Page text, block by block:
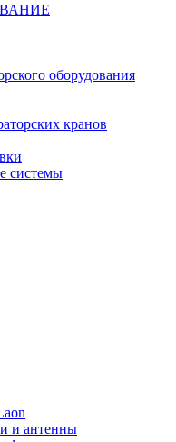
оборудования
кранов
системы
и антенны